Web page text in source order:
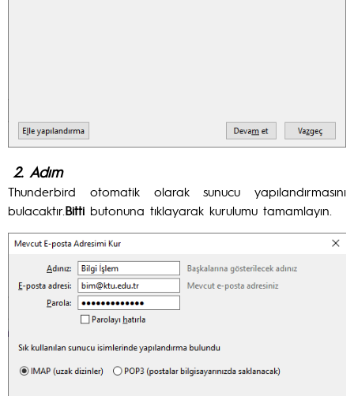
2. Adım
Thunderbird otomatik olarak sunucu yapılandırmasını
bulacaktır.Bitti butonuna tıklayarak kurulumu tamamlayın.